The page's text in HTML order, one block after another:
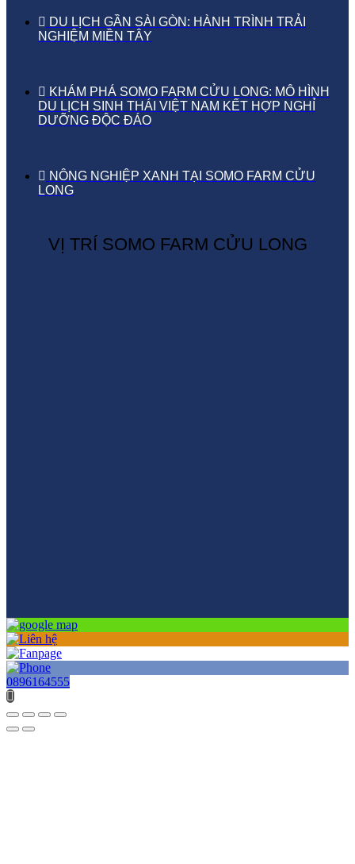
DU LỊCH GẦN SÀI GÒN: HÀNH TRÌNH TRẢI
NGHIỆM MIỀN TÂY
KHÁM PHÁ SOMO FARM CỬU LONG: MÔ HÌNH
DU LỊCH SINH THÁI VIỆT NAM KẾT HỢP NGHỈ
DƯỠNG ĐỘC ĐÁO
NÔNG NGHIỆP XANH TẠI SOMO FARM CỬU
LONG
VỊ TRÍ SOMO FARM CỬU LONG
0896164555